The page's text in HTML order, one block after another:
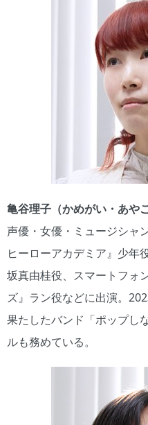
亀谷理子（かめがい・あやこ
声優・女優・ミュージシャ
ヒーローアカデミア』少年
坂真由桂役、スマートフォ
ズ』ラン役などに出演。
果たしたバンド「ポップし
ルも務めている。